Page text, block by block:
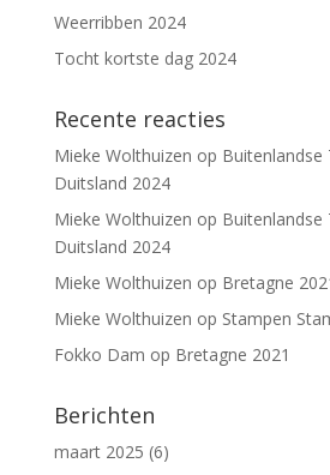
Weerribben 2024
Tocht kortste dag 2024
Recente reacties
Mieke Wolthuizen op
Duitsland 2024
Mieke Wolthuizen op
Duitsland 2024
Mieke Wolthuizen op Bretagne
Mieke Wolthuizen op Stampen
Fokko Dam op Bretagne 2021
Berichten
maart 2025 (6)